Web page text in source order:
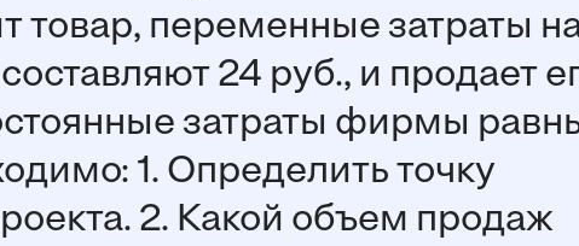
товар, переменные затраты
24 руб., и продает
затраты фирмы
1. Определить точку
2. Какой объем продаж